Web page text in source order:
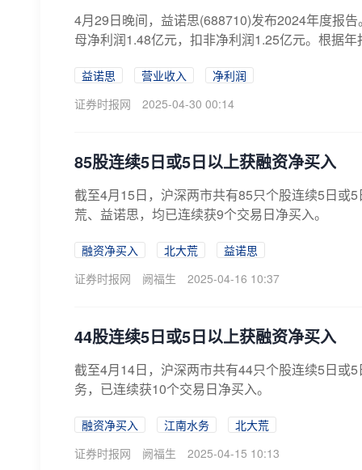
4月29日晚间，益诺思(688710)发布2024年度报
母净利润1.48亿元，扣非净利润1.25亿元。根据
益诺思 营业收入
净利润
证券时报网
2025-04-30 00:14
85股连续5日或5日以上获融资净买入
截至4月15日，沪深两市共有85只个股连续5日或
荒、益诺思，均已连续获9个交易日净买入。
融资净买入 北大荒
益诺思
证券时报网
阙福生 2025-04-16 10:37
44股连续5日或5日以上获融资净买入
截至4月14日，沪深两市共有44只个股连续5日或
务，已连续获10个交易日净买入。
融资净买入 江南水务
北大荒
证券时报网
阙福生 2025-04-15 10:13